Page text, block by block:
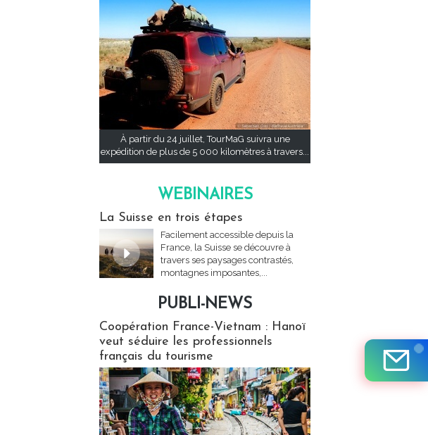
À partir du 24 juillet, TourMaG suivra une
expédition de plus de 5 000 kilomètres à travers...
WEBINAIRES
La Suisse en trois étapes
Facilement accessible depuis la
France, la Suisse se découvre à
travers ses paysages contrastés,
montagnes imposantes,...
PUBLI-NEWS
Coopération France-Vietnam : Hanoï
veut séduire les professionnels
français du tourisme